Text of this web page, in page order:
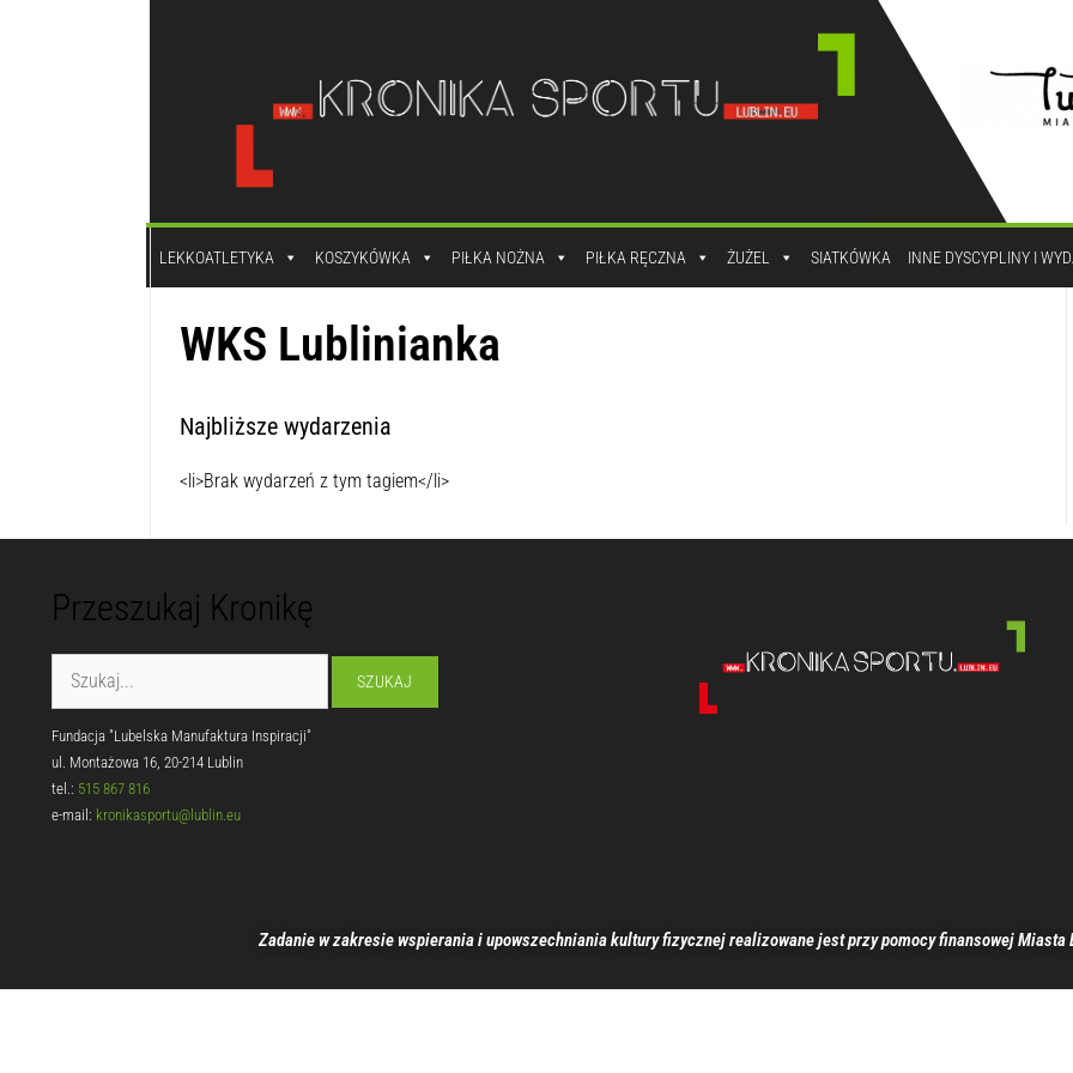
LEKKOATLETYKA KOSZYKÓWKA PIŁKA NOŻNA PIŁKA RĘCZNA ŻUŻEL SIATKÓWKA INNE DYSCYPLINY I
WKS Lublinianka
Najbliższe wydarzenia
<li>Brak wydarzeń z tym tagiem</li>
Przeszukaj Kronikę
Fundacja "Lubelska Manufaktura Inspiracji"
ul. Montażowa 16, 20-214 Lublin
tel.: 515 867 816
e-mail: kronikasportu@lublin.eu
Zadanie w zakresie wspierania i upowszechniania kultury fizycznej realizowane jest przy pomocy finansowej Miasta